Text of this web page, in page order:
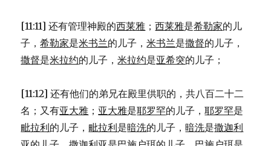
[11:11] 还有管理神殿的西莱雅 ；西莱雅是希勒家的儿
子，希勒家是米书兰的儿子，米书兰是撒督的儿子，
撒督是米拉约的儿子，米拉约是亚希突的儿子；
[11:12] 还有他们的弟兄在殿里供职的，共八百二十二
名；又有亚大雅 ； 亚大雅是耶罗罕的儿子，耶罗罕是
毗拉利的儿子， 毗拉利是暗洗的儿子，暗洗是撒迦利